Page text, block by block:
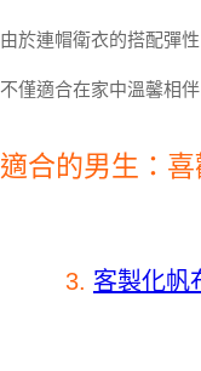
由於連帽衛衣的搭配彈
不僅適合在家中溫馨相
適合的男生：
3. 客製化帆